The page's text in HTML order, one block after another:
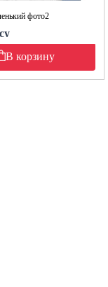
фото2
В корзину